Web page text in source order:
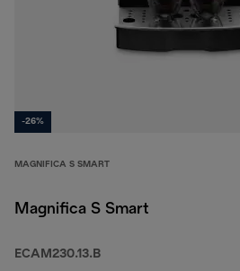
-26%
MAGNIFICA S SMART
Magnifica S Smart
ECAM230.13.B